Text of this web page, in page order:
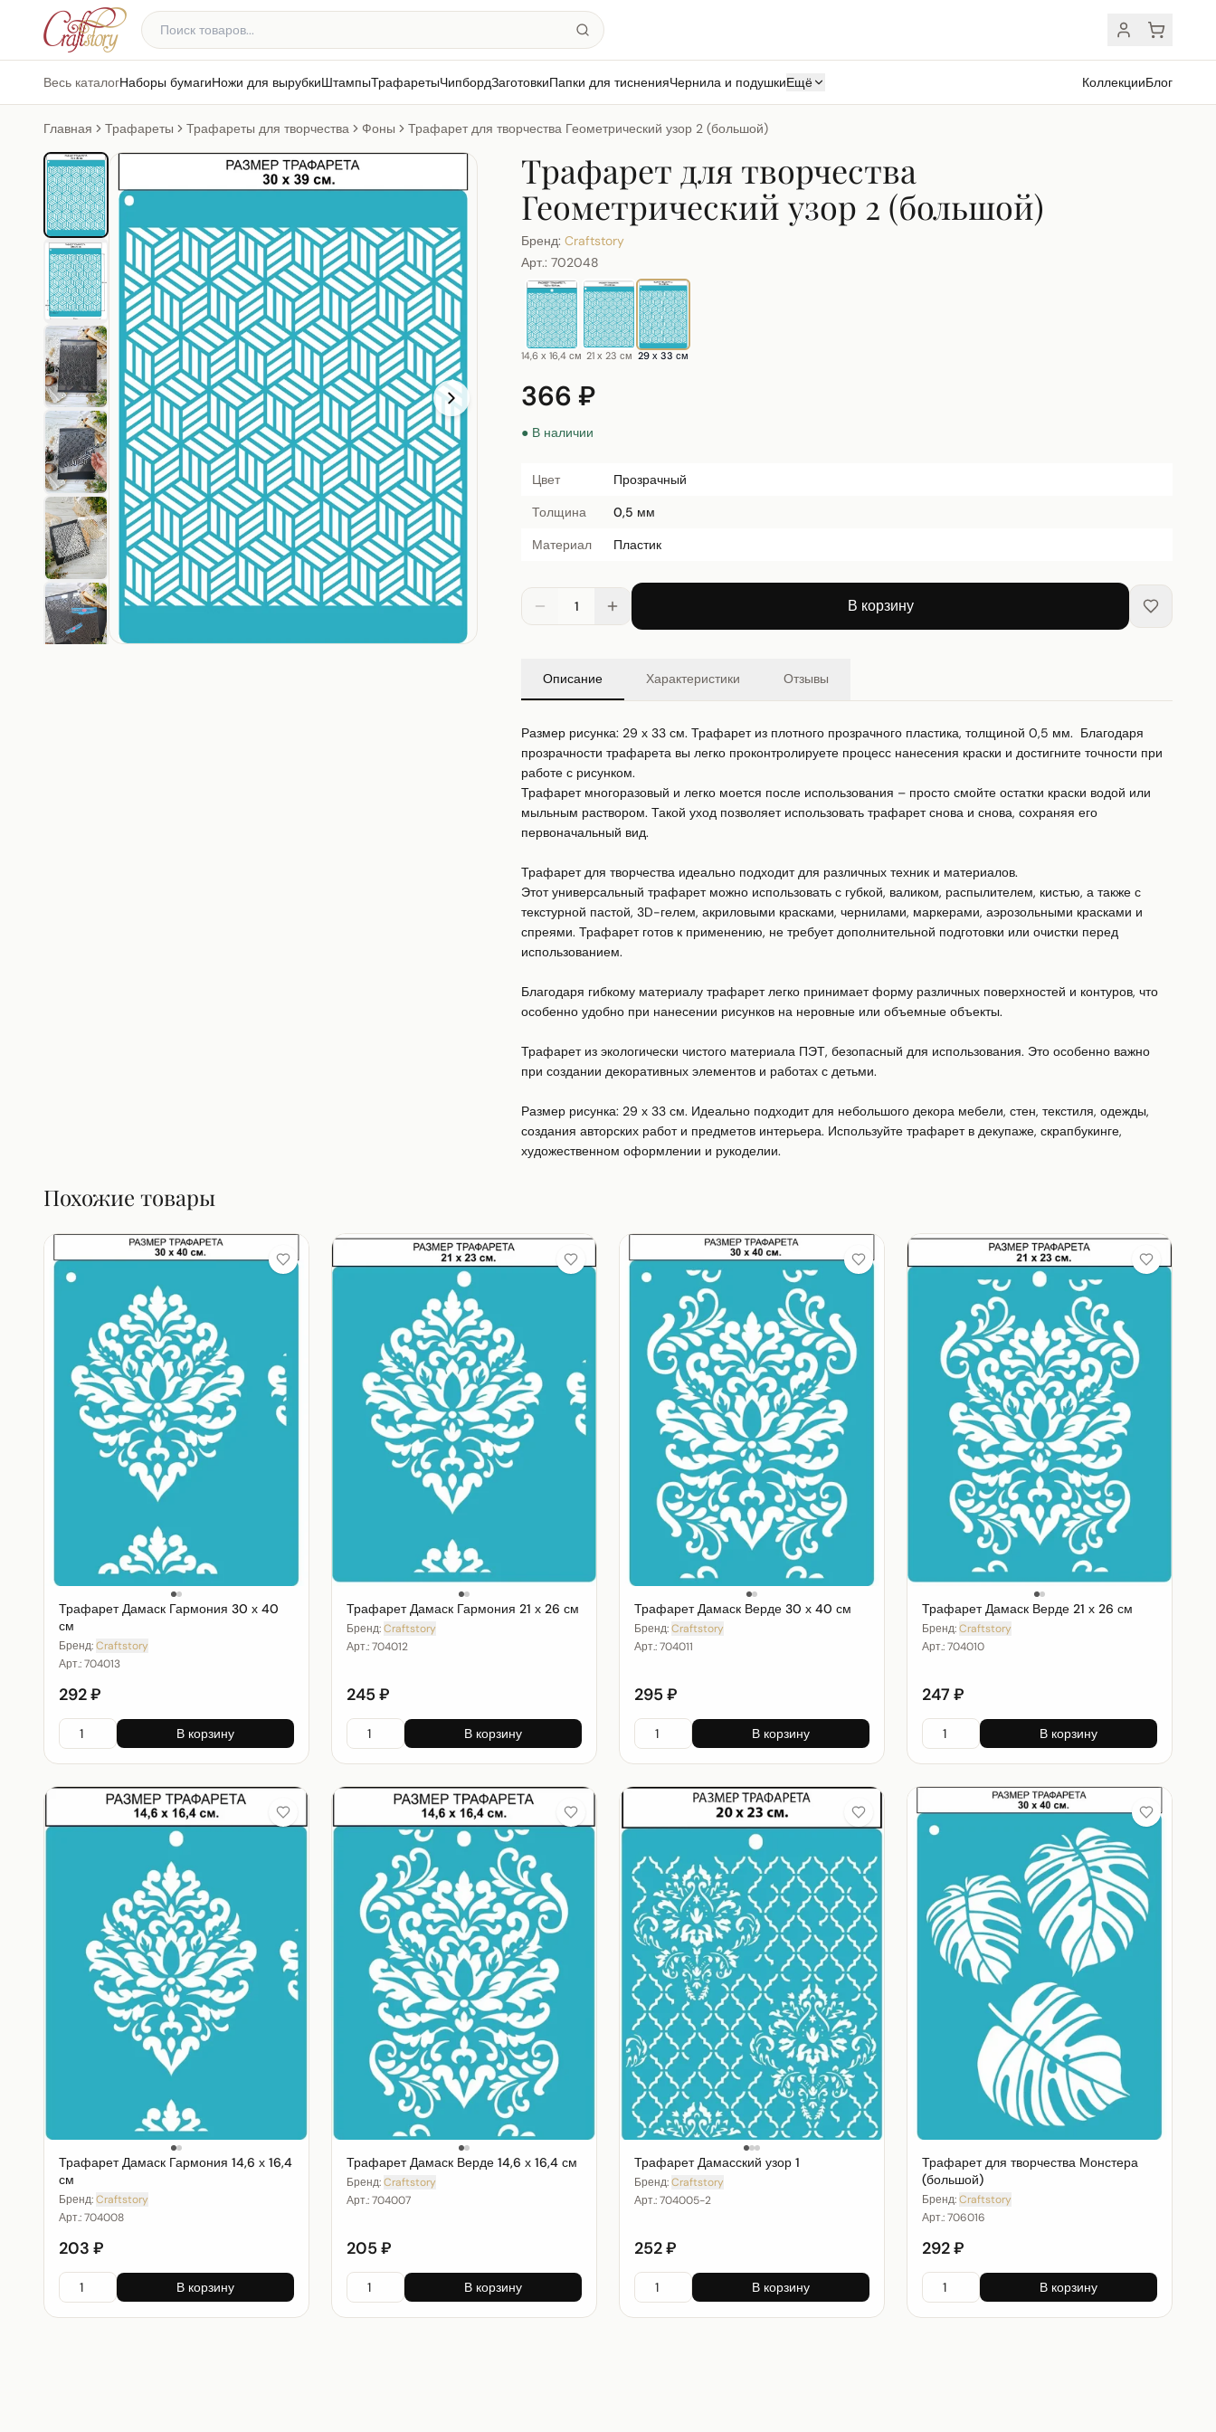
Весь каталогНаборы бумагиНожи для вырубкиШтампыТрафаретыЧипбордЗаготовкиПапки для тисненияЧернила и подушкиЕщё КоллекцииБлог
Главная Трафареты Трафареты для творчества Фоны Трафарет для творчества Геометрический узор 2 (большой)
Трафарет для творчества
Геометрический узор 2 (большой)
Бренд: Craftstory
Арт.: 702048
14,6 х 16,4 см 21 х 23 см 29 х 33 см
366 ₽
● В наличии
Цвет
Прозрачный
Толщина
0,5 мм
Материал
Пластик
1 В корзину
Описание Характеристики Отзывы
Размер рисунка: 29 х 33 см. Трафарет из плотного прозрачного пластика, толщиной 0,5 мм.  Благодаря
прозрачности трафарета вы легко проконтролируете процесс нанесения краски и достигните точности при
работе с рисунком.
Трафарет многоразовый и легко моется после использования – просто смойте остатки краски водой или
мыльным раствором. Такой уход позволяет использовать трафарет снова и снова, сохраняя его
первоначальный вид.
Трафарет для творчества идеально подходит для различных техник и материалов.
Этот универсальный трафарет можно использовать с губкой, валиком, распылителем, кистью, а также с
текстурной пастой, 3D-гелем, акриловыми красками, чернилами, маркерами, аэрозольными красками и
спреями. Трафарет готов к применению, не требует дополнительной подготовки или очистки перед
использованием.
Благодаря гибкому материалу трафарет легко принимает форму различных поверхностей и контуров, что
особенно удобно при нанесении рисунков на неровные или объемные объекты.
Трафарет из экологически чистого материала ПЭТ, безопасный для использования. Это особенно важно
при создании декоративных элементов и работах с детьми.
Размер рисунка: 29 х 33 см. Идеально подходит для небольшого декора мебели, стен, текстиля, одежды,
создания авторских работ и предметов интерьера. Используйте трафарет в декупаже, скрапбукинге,
художественном оформлении и рукоделии.
Похожие товары
Трафарет Дамаск Гармония 30 х 40
см
Бренд:Craftstory
Арт.:704013
292 ₽
В корзину
Трафарет Дамаск Гармония 21 х 26 см
Бренд:Craftstory
Арт.:704012
245 ₽
В корзину
Трафарет Дамаск Верде 30 х 40 см
Бренд:Craftstory
Арт.:704011
295 ₽
В корзину
Трафарет Дамаск Верде 21 х 26 см
Бренд:Craftstory
Арт.:704010
247 ₽
В корзину
Трафарет Дамаск Гармония 14,6 х 16,4
см
Бренд:Craftstory
Арт.:704008
203 ₽
В корзину
Трафарет Дамаск Верде 14,6 х 16,4 см
Бренд:Craftstory
Арт.:704007
205 ₽
В корзину
Трафарет Дамасский узор 1
Бренд:Craftstory
Арт.:704005-2
252 ₽
В корзину
Трафарет для творчества Монстера
(большой)
Бренд:Craftstory
Арт.:706016
292 ₽
В корзину